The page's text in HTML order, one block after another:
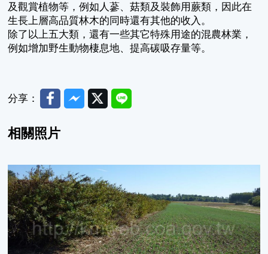
及觀賞植物等，例如人蔘、菇類及裝飾用蕨類，因此在
生長上層高品質林木的同時還有其他的收入。
除了以上五大類，還有一些其它特殊用途的混農林業，
例如增加野生動物棲息地、提高碳吸存量等。
分享： FacebookMessenger
TwitterLine
相關照片